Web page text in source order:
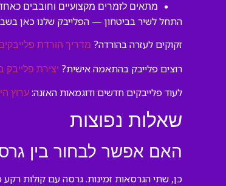
מתאים לזמרים מקצועיים וחובבים
התחל לשיר בביטחון — הפלייבק שלנו כאן
זקוקים לעזרה בהורדה? מדריך הורדת
רוצים פלייבק בהתאמה אישית? יצירת פלייבק
לעוד פלייבקים חדשים ודוגמאות האזנה: ערוץ
שאלות נפוצות
האם אפשר לבחור בין
כן, שתי הגרסאות זמינות. גרסה עם קולות